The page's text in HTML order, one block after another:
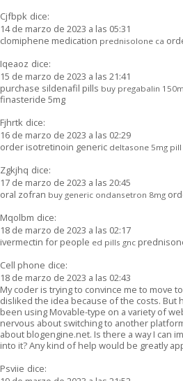
Cjfbpk dice:
14 de marzo de 2023 a las 05:31
clomiphene medication prednisolone ca
Iqeaoz dice:
15 de marzo de 2023 a las 21:41
purchase sildenafil pills buy pregabalin
finasteride 5mg
Fjhrtk dice:
16 de marzo de 2023 a las 02:29
order isotretinoin generic deltasone 5mg pill
Zgkjhq dice:
17 de marzo de 2023 a las 20:45
oral zofran buy generic ondansetron 8mg
Mqolbm dice:
18 de marzo de 2023 a las 02:17
ivermectin for people ed pills gnc
Cell phone dice:
18 de marzo de 2023 a las 02:43
My coder is trying to convince me to move
disliked the idea because of the costs. But
been using Movable-type on a variety of
nervous about switching to another
about blogengine.net. Is there a way I can
into it? Any kind of help would be greatly
Psviie dice: